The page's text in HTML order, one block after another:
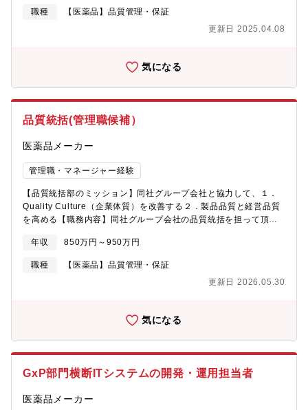
国内製造所に対するGMP観点での監査対応業務（製造管理の指
導・支援まで）【募集背景】業容拡大に伴う人員補強【採用ポジ
ション】総合職若しくは管理職採用を想定【配属先部署】信頼性
職種
【医薬品】品質管理・保証
更新日 2025.04.08
気になる
品質統括(管理職候補）
医薬品メーカー
管理職・マネージャー経験
【品質統括部のミッション】同社グループ会社と協力して、１．
Quality Culture（企業体質）を改善する２．製品品質と経営品質
を高める【職務内容】同社グループ会社の品質統括を担って頂き
調査（２）同社グループ会社の薬事関連業務の監査及び調査
（３）同社グループ会社のＧＭＰ委員会及びＧＭＰ分科会の運営
（４）Quality Cultureの改善支援（５）品質に関する人財の育成
支援（６）品質に関する緊急事態の対応支援（７）上記に付随す
み等）を俯瞰し、戦略的に改善提案を行い実践します。・現場の
の全体最適化を実現するコントロールタワーです。【組織構成】
年収 850万円～950万円
職種
【医薬品】品質管理・保証
更新日 2026.05.30
気になる
GxP部門横断ITシステムの開発・運用担当者
医薬品メーカー